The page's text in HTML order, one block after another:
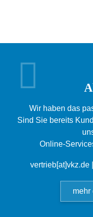
Wir haben das
Sind Sie bereits
Online-
vertrieb[at]vkz.de
mehr